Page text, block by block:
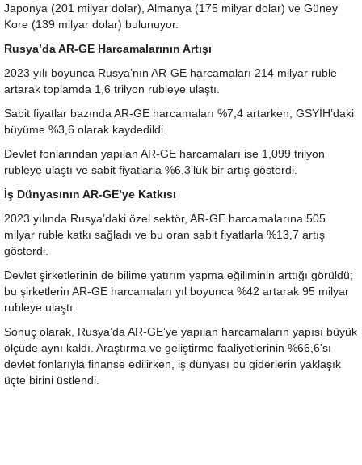
Japonya (201 milyar dolar), Almanya (175 milyar dolar) ve Güney
Kore (139 milyar dolar) bulunuyor.
Rusya’da AR-GE Harcamalarının Artışı
2023 yılı boyunca Rusya’nın AR-GE harcamaları 214 milyar ruble
artarak toplamda 1,6 trilyon rubleye ulaştı.
Sabit fiyatlar bazında AR-GE harcamaları %7,4 artarken, GSYİH’daki
büyüme %3,6 olarak kaydedildi.
Devlet fonlarından yapılan AR-GE harcamaları ise 1,099 trilyon
rubleye ulaştı ve sabit fiyatlarla %6,3’lük bir artış gösterdi.
İş Dünyasının AR-GE’ye Katkısı
2023 yılında Rusya’daki özel sektör, AR-GE harcamalarına 505
milyar ruble katkı sağladı ve bu oran sabit fiyatlarla %13,7 artış
gösterdi.
Devlet şirketlerinin de bilime yatırım yapma eğiliminin arttığı görüldü;
bu şirketlerin AR-GE harcamaları yıl boyunca %42 artarak 95 milyar
rubleye ulaştı.
Sonuç olarak, Rusya’da AR-GE’ye yapılan harcamaların yapısı büyük
ölçüde aynı kaldı. Araştırma ve geliştirme faaliyetlerinin %66,6’sı
devlet fonlarıyla finanse edilirken, iş dünyası bu giderlerin yaklaşık
üçte birini üstlendi.